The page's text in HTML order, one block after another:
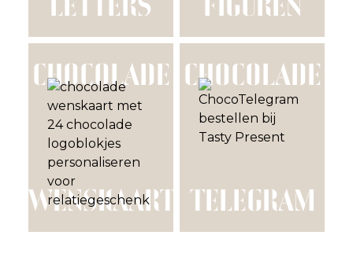
CHOCOLADE
WENSKAART
CHOCOLADE
TELEGRAM